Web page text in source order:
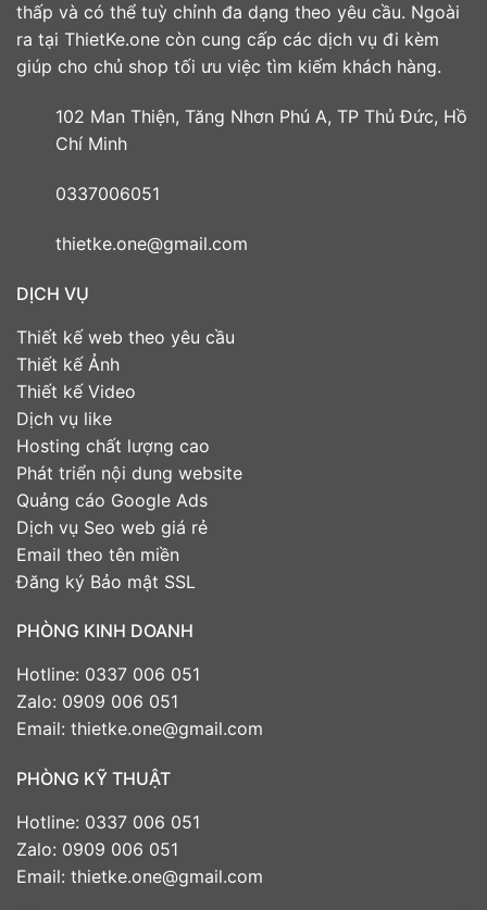
thấp và có thể tuỳ chỉnh đa dạng theo yêu cầu. Ngoài
ra tại ThietKe.one còn cung cấp các dịch vụ đi kèm
giúp cho chủ shop tối ưu việc tìm kiếm khách hàng.
102 Man Thiện, Tăng Nhơn Phú A, TP Thủ Đức, Hồ
Chí Minh
0337006051
thietke.one@gmail.com
DỊCH VỤ
Thiết kế web theo yêu cầu
Thiết kế Ảnh
Thiết kế Video
Dịch vụ like
Hosting chất lượng cao
Phát triển nội dung website
Quảng cáo Google Ads
Dịch vụ Seo web giá rẻ
Email theo tên miền
Đăng ký Bảo mật SSL
PHÒNG KINH DOANH
Hotline: 0337 006 051
Zalo: 0909 006 051
Email: thietke.one@gmail.com
PHÒNG KỸ THUẬT
Hotline: 0337 006 051
Zalo: 0909 006 051
Email: thietke.one@gmail.com